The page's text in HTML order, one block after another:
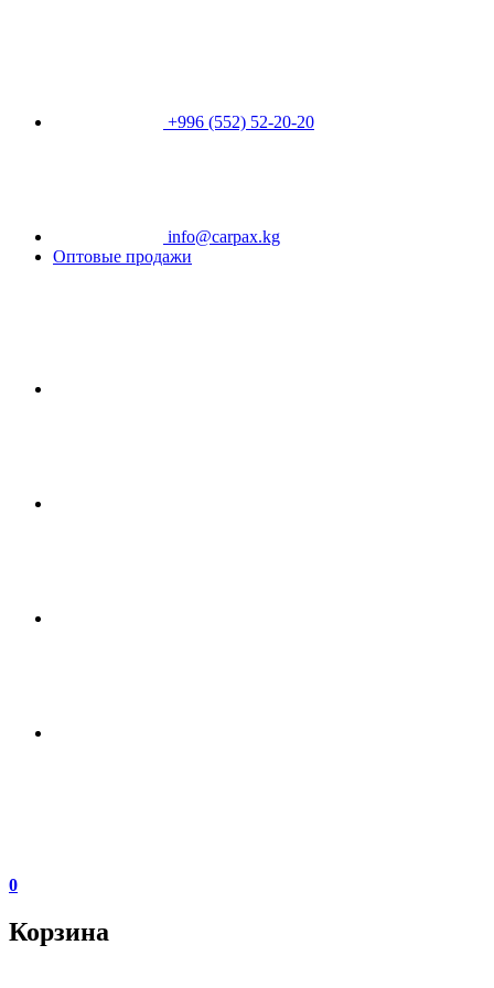
+996 (552) 52-20-20
info@carpax.kg
Оптовые продажи
0
Корзина